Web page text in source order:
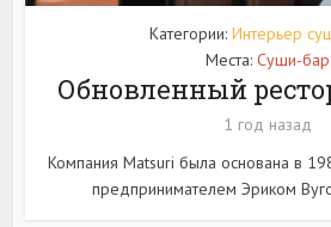
Категории: Интерьер
Места: Суши-бар
Обновленный
1 год назад
Компания Matsuri была основана в
предпринимателем Эриком